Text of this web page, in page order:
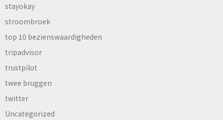
stayokay
stroombroek
top 10 bezienswaardigheden
tripadvisor
trustpilot
twee bruggen
twitter
Uncategorized